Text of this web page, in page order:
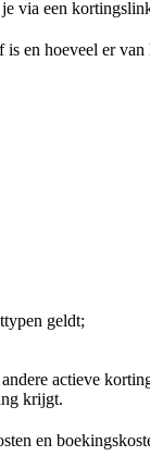
via een
en hoeveel er van
geldt;
actieve
krijgt.
en